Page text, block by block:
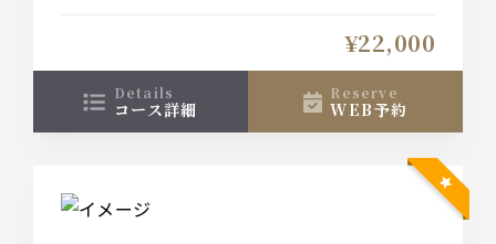
伊勢海老や松阪牛を堪能した後は、メッセージ入り
ホールケーキと、その場で額装した記念写真をプレ
ゼントいたします。
¥22,000
details
コース詳細
reserve
WEB予約